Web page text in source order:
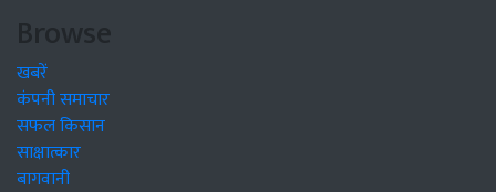
Browse
खबरें
कंपनी समाचार
सफल किसान
साक्षात्कार
बागवानी